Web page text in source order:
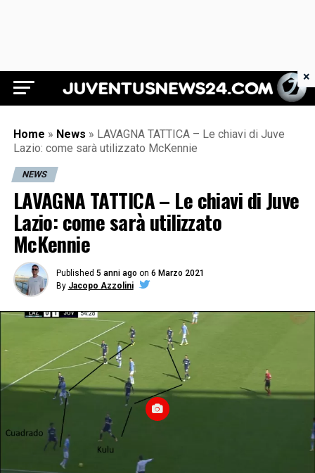
Juventus News 24
Home » News » LAVAGNA TATTICA – Le chiavi di Juve
Lazio: come sarà utilizzato McKennie
NEWS
LAVAGNA TATTICA – Le chiavi di Juve
Lazio: come sarà utilizzato
McKennie
Published 5 anni ago on 6 Marzo 2021
By Jacopo Azzolini
×